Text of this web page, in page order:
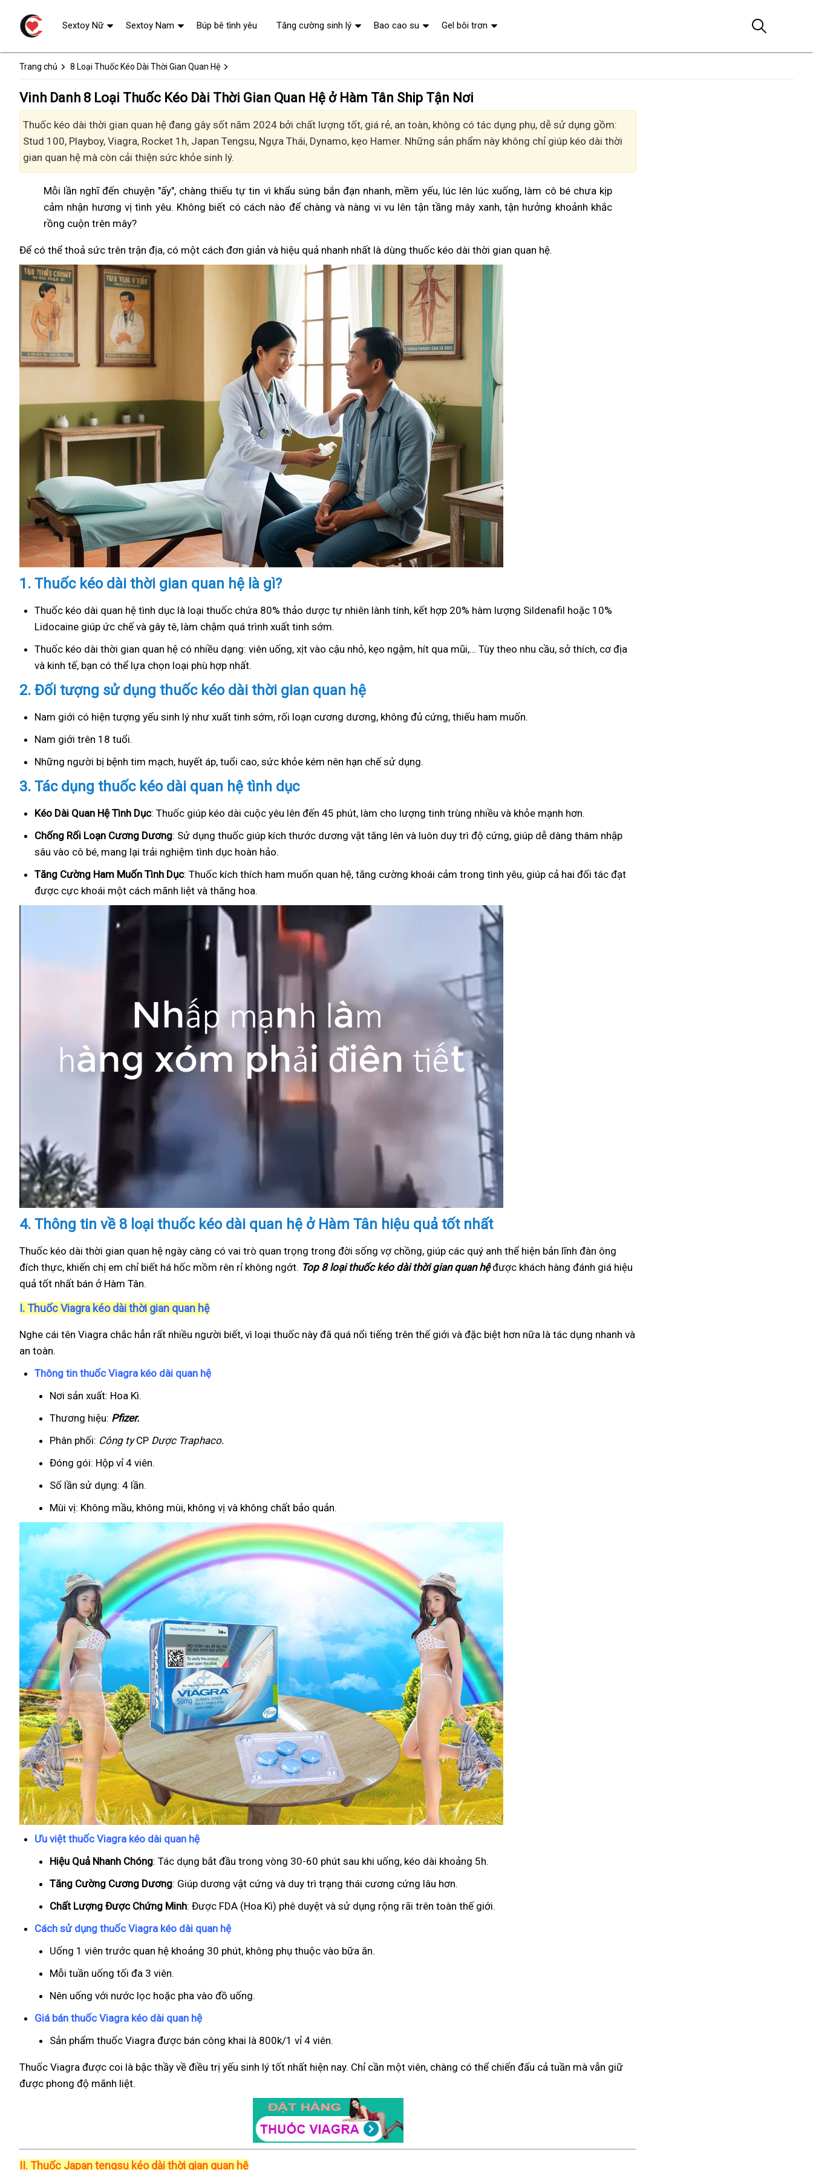
Trang chủ 8 Loại Thuốc Kéo Dài Thời Gian Quan Hệ
Vinh Danh 8 Loại Thuốc Kéo Dài Thời Gian Quan Hệ ở Hàm Tân Ship Tận Nơi
Thuốc kéo dài thời gian quan hệ đang gây sốt năm 2024 bởi chất lượng tốt, giá rẻ, an toàn, không có tác dụng phụ, dễ sử dụng gồm:
Stud 100, Playboy, Viagra, Rocket 1h, Japan Tengsu, Ngựa Thái, Dynamo, kẹo Hamer. Những sản phẩm này không chỉ giúp kéo dài thời
gian quan hệ mà còn cải thiện sức khỏe sinh lý.
Mỗi lần nghĩ đến chuyện "ấy", chàng thiếu tự tin vì khẩu súng bắn đạn nhanh, mềm yếu, lúc lên lúc xuống, làm cô bé chưa kịp
cảm nhận hương vị tình yêu. Không biết có cách nào để chàng và nàng vi vu lên tận tầng mây xanh, tận hưởng khoảnh khắc
rồng cuộn trên mây?
Để có thể thoả sức trên trận địa, có một cách đơn giản và hiệu quả nhanh nhất là dùng thuốc kéo dài thời gian quan hệ.
1. Thuốc kéo dài thời gian quan hệ là gì?
Thuốc kéo dài quan hệ tình dục là loại thuốc chứa 80% thảo dược tự nhiên lành tính, kết hợp 20% hàm lượng Sildenafil hoặc 10%
Lidocaine giúp ức chế và gây tê, làm chậm quá trình xuất tinh sớm.
Thuốc kéo dài thời gian quan hệ có nhiều dạng: viên uống, xịt vào cậu nhỏ, kẹo ngậm, hít qua mũi,… Tùy theo nhu cầu, sở thích, cơ địa
và kinh tế, bạn có thể lựa chọn loại phù hợp nhất.
2. Đối tượng sử dụng thuốc kéo dài thời gian quan hệ
Nam giới có hiện tượng yếu sinh lý như xuất tinh sớm, rối loạn cương dương, không đủ cứng, thiếu ham muốn.
Nam giới trên 18 tuổi.
Những người bị bệnh tim mạch, huyết áp, tuổi cao, sức khỏe kém nên hạn chế sử dụng.
3. Tác dụng thuốc kéo dài quan hệ tình dục
Kéo Dài Quan Hệ Tình Dục: Thuốc giúp kéo dài cuộc yêu lên đến 45 phút, làm cho lượng tinh trùng nhiều và khỏe mạnh hơn.
Chống Rối Loạn Cương Dương: Sử dụng thuốc giúp kích thước dương vật tăng lên và luôn duy trì độ cứng, giúp dễ dàng thâm nhập
sâu vào cô bé, mang lại trải nghiệm tình dục hoàn hảo.
Tăng Cường Ham Muốn Tình Dục: Thuốc kích thích ham muốn quan hệ, tăng cường khoái cảm trong tình yêu, giúp cả hai đối tác đạt
được cực khoái một cách mãnh liệt và thăng hoa.
4. Thông tin về 8 loại thuốc kéo dài quan hệ ở Hàm Tân hiệu quả tốt nhất
Thuốc kéo dài thời gian quan hệ ngày càng có vai trò quan trọng trong đời sống vợ chồng, giúp các quý anh thể hiện bản lĩnh đàn ông
đích thực, khiến chị em chỉ biết há hốc mồm rên rỉ không ngớt. Top 8 loại thuốc kéo dài thời gian quan hệđược khách hàng đánh giá hiệu
quả tốt nhất bán ở Hàm Tân.
I. Thuốc Viagra kéo dài thời gian quan hệ
Nghe cái tên Viagra chắc hẳn rất nhiều người biết, vì loại thuốc này đã quá nổi tiếng trên thế giới và đặc biệt hơn nữa là tác dụng nhanh và
an toàn.
Thông tin thuốc Viagra kéo dài quan hệ
Nơi sản xuất: Hoa Kì.
Thương hiệu: Pfizer.
Phân phối: Công tyCP Dược Traphaco.
Đóng gói: Hộp vỉ 4 viên.
Số lần sử dụng: 4 lần.
Mùi vị: Không mầu, không mùi, không vị và không chất bảo quản.
Ưu việt thuốc Viagra kéo dài quan hệ
Hiệu Quả Nhanh Chóng: Tác dụng bắt đầu trong vòng 30-60 phút sau khi uống, kéo dài khoảng 5h.
Tăng Cường Cương Dương: Giúp dương vật cứng và duy trì trạng thái cương cứng lâu hơn.
Chất Lượng Được Chứng Minh: Được FDA (Hoa Kì) phê duyệt và sử dụng rộng rãi trên toàn thế giới.
Cách sử dụng thuốc Viagra kéo dài quan hệ
Uống 1 viên trước quan hệ khoảng 30 phút, không phụ thuộc vào bữa ăn.
Mỗi tuần uống tối đa 3 viên.
Nên uống với nước lọc hoặc pha vào đồ uống.
Giá bán thuốc Viagra kéo dài quan hệ
Sản phẩm thuốc Viagra được bán công khai là 800k/1 vỉ 4 viên.
Thuốc Viagra được coi là bậc thầy về điều trị yếu sinh lý tốt nhất hiện nay. Chỉ cần một viên, chàng có thể chiến đấu cả tuần mà vẫn giữ
được phong độ mãnh liệt.
II. Thuốc Japan tengsu kéo dài thời gian quan hệ
Sextoy Nữ Sextoy Nam Búp bê tình yêu Tăng cường sinh lý Bao cao su Gel bôi trơn